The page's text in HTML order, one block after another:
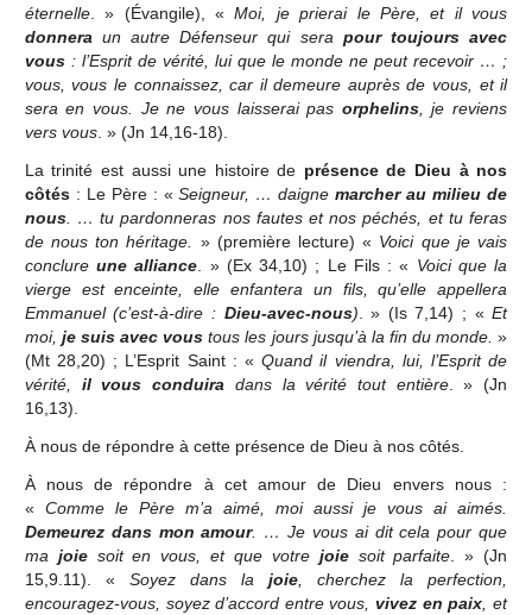
éternelle. » (Évangile), «Moi, je prierai le Père, et il vous
donnera un autre Défenseur qui sera pour toujours avec
vous: l’Esprit de vérité, lui que le monde ne peut recevoir … ;
vous, vous le connaissez, car il demeure auprès de vous, et il
sera en vous. Je ne vous laisserai pas orphelins, je reviens
vers vous. » (Jn 14,16-18).
La trinité est aussi une histoire de présence de Dieu à nos
côtés: Le Père : «Seigneur, … daignemarcher au milieu de
nous. … tu pardonneras nos fautes et nos péchés, et tu feras
de nous ton héritage. » (première lecture) « Voici que je vais
conclureune alliance . » (Ex 34,10) ; Le Fils : « Voici que la
vierge est enceinte, elle enfantera un fils, qu’elle appellera
Emmanuel (c’est-à-dire : Dieu-avec-nous) . » (Is 7,14) ; «Et
moi, je suis avec vous tous les jours jusqu’à la fin du monde.»
(Mt 28,20) ; L’Esprit Saint : « Quand il viendra, lui, l’Esprit de
vérité, il vous conduira dans la vérité tout entière. » (Jn
16,13).
À nous de répondre à cette présence de Dieu à nos côtés.
À nous de répondre à cet amour de Dieu envers nous :
« Comme le Père m’a aimé, moi aussi je vous ai aimés.
Demeurez dans mon amour. … Je vous ai dit cela pour que
ma joiesoit en vous, et que votre joiesoit parfaite . » (Jn
15,9.11). « Soyez dans lajoie , cherchez la perfection,
encouragez-vous, soyez d’accord entre vous,vivez en paix , et